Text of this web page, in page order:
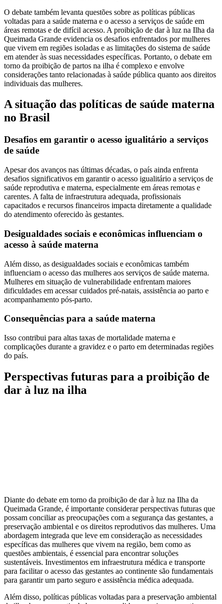
O debate também levanta questões sobre as políticas públicas
voltadas para a saúde materna e o acesso a serviços de saúde em
áreas remotas e de difícil acesso. A proibição de dar à luz na Ilha da
Queimada Grande evidencia os desafios enfrentados por mulheres
que vivem em regiões isoladas e as limitações do sistema de saúde
em atender às suas necessidades específicas. Portanto, o debate em
torno da proibição de partos na ilha é complexo e envolve
considerações tanto relacionadas à saúde pública quanto aos direitos
individuais das mulheres.
A situação das políticas de saúde materna
no Brasil
Desafios em garantir o acesso igualitário a serviços
de saúde
Apesar dos avanços nas últimas décadas, o país ainda enfrenta
desafios significativos em garantir o acesso igualitário a serviços de
saúde reprodutiva e materna, especialmente em áreas remotas e
carentes. A falta de infraestrutura adequada, profissionais
capacitados e recursos financeiros impacta diretamente a qualidade
do atendimento oferecido às gestantes.
Desigualdades sociais e econômicas influenciam o
acesso à saúde materna
Além disso, as desigualdades sociais e econômicas também
influenciam o acesso das mulheres aos serviços de saúde materna.
Mulheres em situação de vulnerabilidade enfrentam maiores
dificuldades em acessar cuidados pré-natais, assistência ao parto e
acompanhamento pós-parto.
Consequências para a saúde materna
Isso contribui para altas taxas de mortalidade materna e
complicações durante a gravidez e o parto em determinadas regiões
do país.
Perspectivas futuras para a proibição de
dar à luz na ilha
Diante do debate em torno da proibição de dar à luz na Ilha da
Queimada Grande, é importante considerar perspectivas futuras que
possam conciliar as preocupações com a segurança das gestantes, a
preservação ambiental e os direitos reprodutivos das mulheres. Uma
abordagem integrada que leve em consideração as necessidades
específicas das mulheres que vivem na região, bem como as
questões ambientais, é essencial para encontrar soluções
sustentáveis. Investimentos em infraestrutura médica e transporte
para facilitar o acesso das gestantes ao continente são fundamentais
para garantir um parto seguro e assistência médica adequada.
Além disso, políticas públicas voltadas para a preservação ambiental